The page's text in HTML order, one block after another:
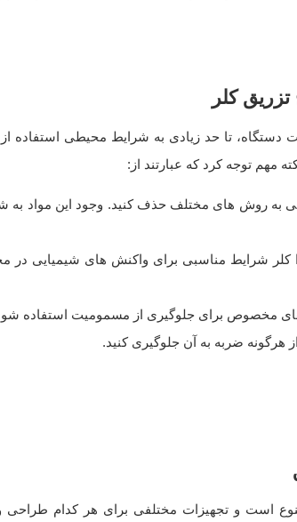
کلر
تا حد زیادی به شرایط محیطی استفاده از
مهم توجه کرد که عبارتند از:
به روش های مختلف حذف کنید. وجود این مواد به
کلر شرایط مناسبی برای واکنش های شیمیایی در
های مخصوص برای جلوگیری از مسمومیت استفاده
هرگونه ضربه به آن جلوگیری کنید.
است و تجهیزات مختلفی برای هر کدام طراحی و